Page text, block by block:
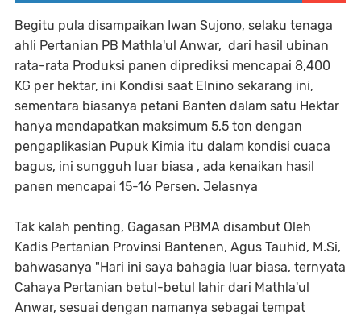
Begitu pula disampaikan Iwan Sujono, selaku tenaga
ahli Pertanian PB Mathla'ul Anwar, dari hasil ubinan
rata-rata Produksi panen diprediksi mencapai 8,400
KG per hektar, ini Kondisi saat Elnino sekarang ini,
sementara biasanya petani Banten dalam satu Hektar
hanya mendapatkan maksimum 5,5 ton dengan
pengaplikasian Pupuk Kimia itu dalam kondisi cuaca
bagus, ini sungguh luar biasa , ada kenaikan hasil
panen mencapai 15-16 Persen. Jelasnya
Tak kalah penting, Gagasan PBMA disambut Oleh
Kadis Pertanian Provinsi Bantenen, Agus Tauhid, M.Si,
bahwasanya "Hari ini saya bahagia luar biasa, ternyata
Cahaya Pertanian betul-betul lahir dari Mathla'ul
Anwar, sesuai dengan namanya sebagai tempat